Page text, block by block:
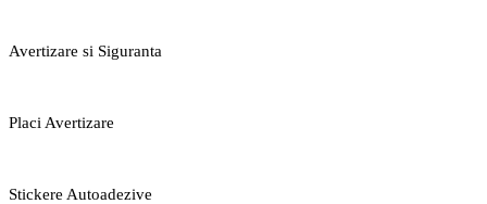
Avertizare si Siguranta
Placi Avertizare
Stickere Autoadezive